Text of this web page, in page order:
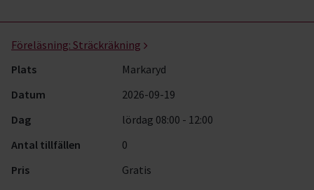
Föreläsning: Sträckräkning
Plats
Markaryd
Datum
2026-09-19
Dag
lördag 08:00 - 12:00
Antal tillfällen
0
Pris
Gratis